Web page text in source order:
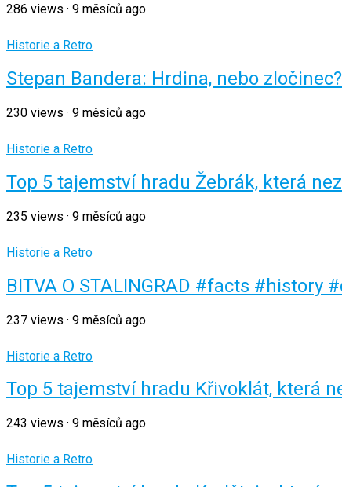
286 views · 9 měsíců ago
Historie a Retro
Stepan Bandera: Hrdina, nebo
230 views · 9 měsíců ago
Historie a Retro
Top 5 tajemství hradu Žebrák, která
235 views · 9 měsíců ago
Historie a Retro
BITVA O STALINGRAD #facts #history
237 views · 9 měsíců ago
Historie a Retro
Top 5 tajemství hradu Křivoklát, která
243 views · 9 měsíců ago
Historie a Retro